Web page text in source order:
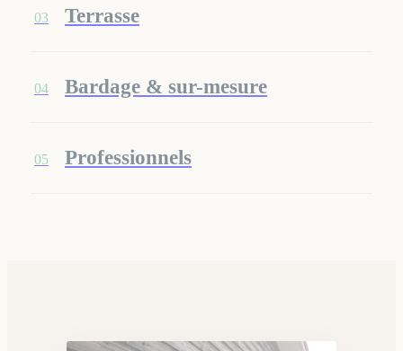
03 Terrasse
04 Bardage & sur-mesure
05 Professionnels